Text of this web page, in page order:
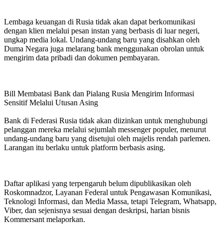
Lembaga keuangan di Rusia tidak akan dapat berkomunikasi
dengan klien melalui pesan instan yang berbasis di luar negeri,
ungkap media lokal. Undang-undang baru yang disahkan oleh
Duma Negara juga melarang bank menggunakan obrolan untuk
mengirim data pribadi dan dokumen pembayaran.
Bill Membatasi Bank dan Pialang Rusia Mengirim Informasi
Sensitif Melalui Utusan Asing
Bank di Federasi Rusia tidak akan diizinkan untuk menghubungi
pelanggan mereka melalui sejumlah messenger populer, menurut
undang-undang baru yang disetujui oleh majelis rendah parlemen.
Larangan itu berlaku untuk platform berbasis asing.
Daftar aplikasi yang terpengaruh belum dipublikasikan oleh
Roskomnadzor, Layanan Federal untuk Pengawasan Komunikasi,
Teknologi Informasi, dan Media Massa, tetapi Telegram, Whatsapp,
Viber, dan sejenisnya sesuai dengan deskripsi, harian bisnis
Kommersant melaporkan.